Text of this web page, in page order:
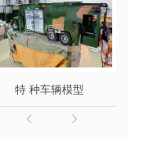
特 种车辆模型